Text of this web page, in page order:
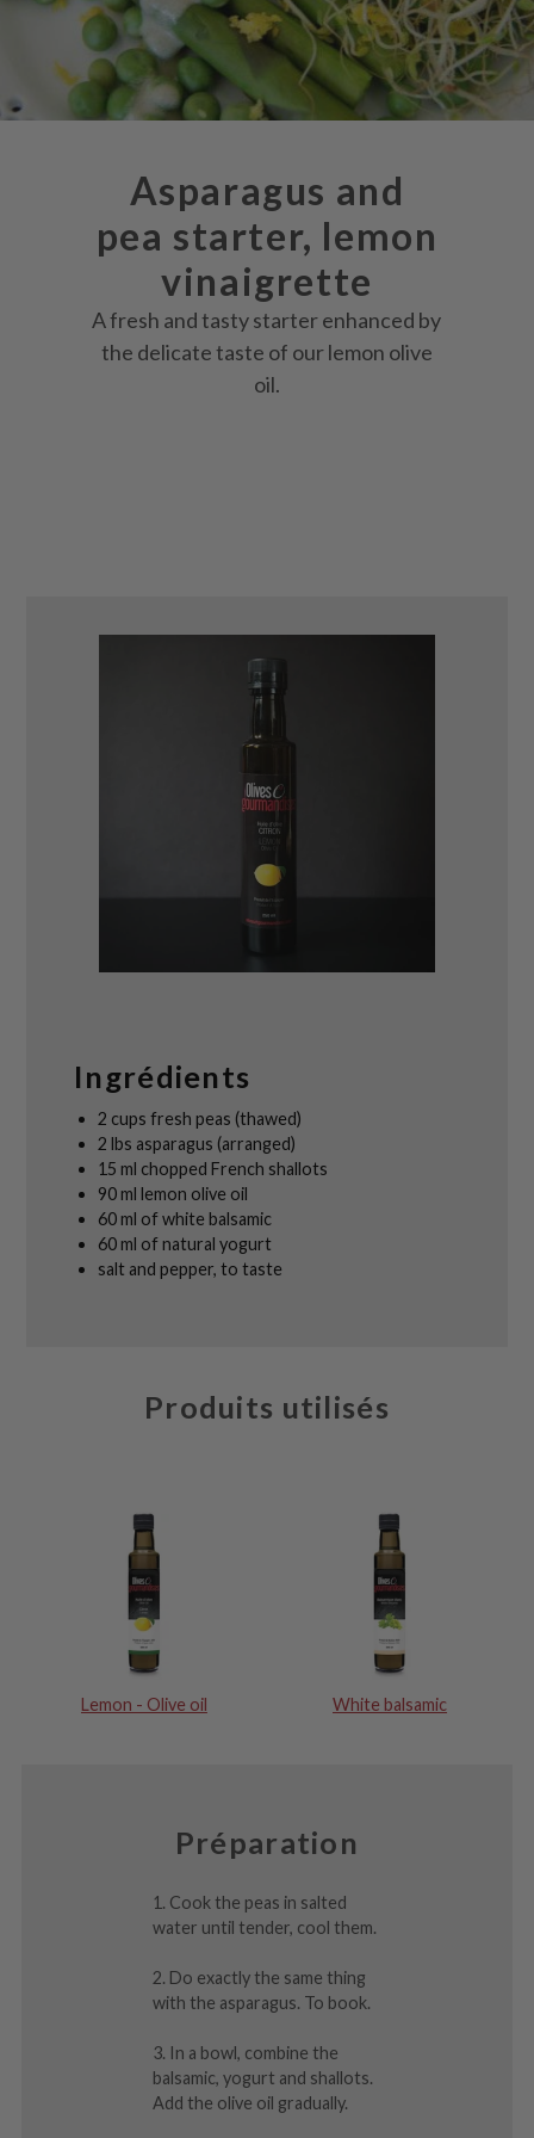
Asparagus and
pea starter, lemon
vinaigrette
A fresh and tasty starter enhanced by
the delicate taste of our lemon olive
oil.
Ingrédients
2 cups fresh peas (thawed)
2 lbs asparagus (arranged)
15 ml chopped French shallots
90 ml lemon olive oil
60 ml of white balsamic
60 ml of natural yogurt
salt and pepper, to taste
Produits utilisés
Lemon - Olive oil White balsamic
Préparation
1. Cook the peas in salted
water until tender, cool them.
2. Do exactly the same thing
with the asparagus. To book.
3. In a bowl, combine the
balsamic, yogurt and shallots.
Add the olive oil gradually.